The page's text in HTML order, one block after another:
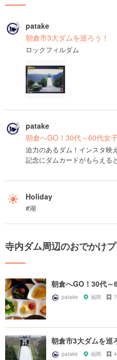
patake
朝倉市3大ダムを巡ろう！
ロックフィルダム
patake
朝倉へGO！30代～60代女
迫力のあるダム！インスタ映
記念にダムカードがもらえる
Holiday
#湖
寺内ダム周辺のおでかけ
朝倉へGO！30代～
patake 福岡 7
朝倉市3大ダムを巡
patake 福岡 4